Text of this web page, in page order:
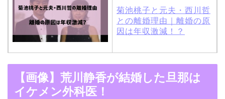
菊池桃子と元夫・西川哲
との離婚理由｜離婚の原
因は年収激減！？
の馴れ初めは「SMAP×S
【画像】荒川静香が結婚した旦那は
イケメン外科医！